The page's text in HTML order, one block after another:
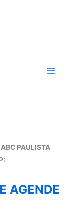
PAULISTA
AGENDE